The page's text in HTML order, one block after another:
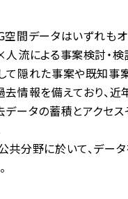
間データはいずれも
流による事案検討・
て隠れた事案や既知事
情報を備えており、
ータの蓄積とアクセス
共分野に於いて、デー